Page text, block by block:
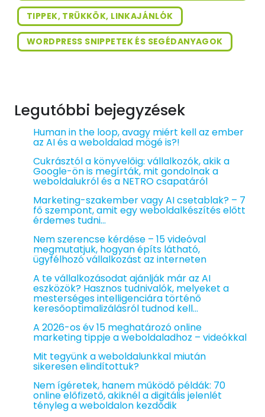
TIPPEK, TRÜKKÖK, LINKAJÁNLÓK
WORDPRESS SNIPPETEK ÉS SEGÉDANYAGOK
Legutóbbi bejegyzések
Human in the loop, avagy miért kell az ember
az AI és a weboldalad mögé is?!
Cukrásztól a könyvelőig: vállalkozók, akik a
Google-ön is megírták, mit gondolnak a
weboldalukról és a NETRO csapatáról
Marketing-szakember vagy AI csetablak? – 7
fő szempont, amit egy weboldalkészítés előtt
érdemes tudni…
Nem szerencse kérdése – 15 videóval
megmutatjuk, hogyan építs látható,
ügyfélhozó vállalkozást az interneten
A te vállalkozásodat ajánlják már az AI
eszközök? Hasznos tudnivalók, melyeket a
mesterséges intelligenciára történő
keresőoptimalizálásról tudnod kell…
A 2026-os év 15 meghatározó online
marketing tippje a weboldaladhoz – videókkal
Mit tegyünk a weboldalunkkal miután
sikeresen elindítottuk?
Nem ígéretek, hanem működő példák: 70
online előfizető, akiknél a digitális jelenlét
tényleg a weboldalon kezdődik